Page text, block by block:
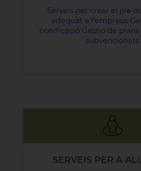
Serveis per crear el pla
adequat a l'empresa
bonificació Gestió de
subvencionats
SERVEIS PER A